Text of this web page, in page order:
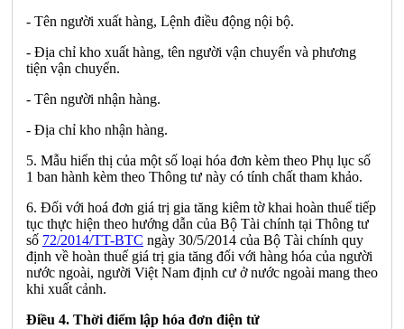
- Tên người xuất hàng, Lệnh điều động nội bộ.
- Địa chỉ kho xuất hàng, tên người vận chuyển và phương
tiện vận chuyển.
- Tên người nhận hàng.
- Địa chỉ kho nhận hàng.
5. Mẫu hiển thị của một số loại hóa đơn kèm theo Phụ lục số
1 ban hành kèm theo Thông tư này có tính chất tham khảo.
6. Đối với hoá đơn giá trị gia tăng kiêm tờ khai hoàn thuế tiếp
tục thực hiện theo hướng dẫn của Bộ Tài chính tại Thông tư
số 72/2014/TT-BTC ngày 30/5/2014 của Bộ Tài chính quy
định về hoàn thuế giá trị gia tăng đối với hàng hóa của người
nước ngoài, người Việt Nam định cư ở nước ngoài mang theo
khi xuất cảnh.
Điều 4. Thời điểm lập hóa đơn điện tử